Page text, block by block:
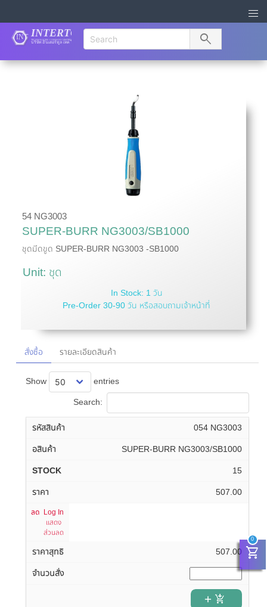
search
shopping_cart
0
54 NG3003
SUPER-BURR NG3003/SB1000
ชุดมีดขูด SUPER-BURR NG3003 -SB1000
Unit: ชุด
In Stock: 1 วัน
Pre-Order 30-90 วัน หรือสอบถามเจ้าหน้าที่
สั่งซื้อ รายละเอียดสินค้า
Show entries
Search:
054 NG3003
SUPER-BURR NG3003/SB1000
15
507.00
Log In
แสดง
ส่วนลด
507.00
add_shopping_cart